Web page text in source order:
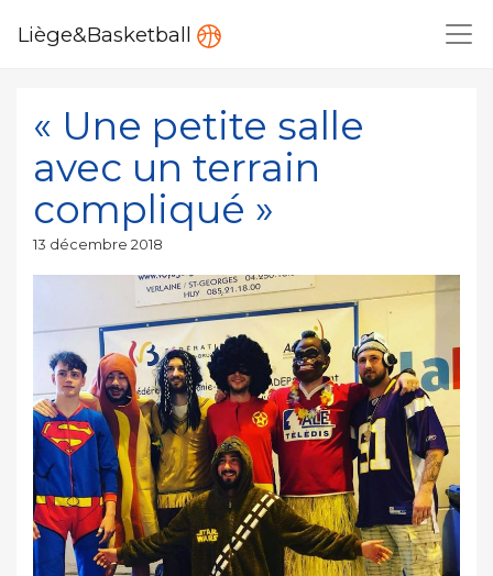
Liège&Basketball
« Une petite salle
avec un terrain
compliqué »
Publié
13 décembre 2018